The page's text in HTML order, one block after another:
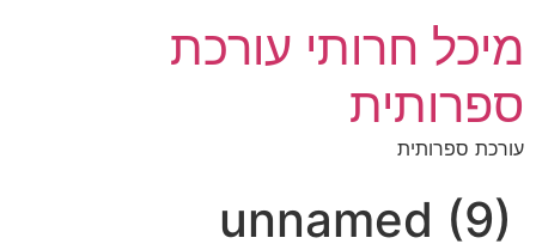
מיכל חרותי עורכת
ספרותית
עורכת ספרותית
unnamed (9)